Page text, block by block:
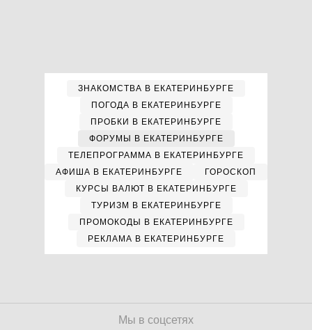
ЗНАКОМСТВА В ЕКАТЕРИНБУРГЕ
ПОГОДА В ЕКАТЕРИНБУРГЕ
ПРОБКИ В ЕКАТЕРИНБУРГЕ
ФОРУМЫ В ЕКАТЕРИНБУРГЕ
ТЕЛЕПРОГРАММА В ЕКАТЕРИНБУРГЕ
АФИША В ЕКАТЕРИНБУРГЕ
ГОРОСКОП
КУРСЫ ВАЛЮТ В ЕКАТЕРИНБУРГЕ
ТУРИЗМ В ЕКАТЕРИНБУРГЕ
ПРОМОКОДЫ В ЕКАТЕРИНБУРГЕ
РЕКЛАМА В ЕКАТЕРИНБУРГЕ
Мы в соцсетях